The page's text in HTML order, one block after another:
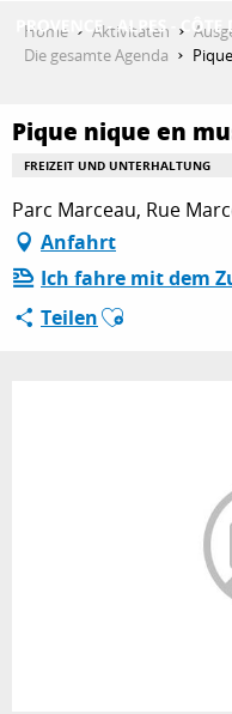
contenu
AKTIVITÄTEN
Home Aktivitäten
Die gesamte Agenda
Pique nique en
FREIZEIT UND UNTERHALTUNG
Parc Marceau, Rue
Anfahrt
Ich fahre mit dem
TeilenAjouter aux